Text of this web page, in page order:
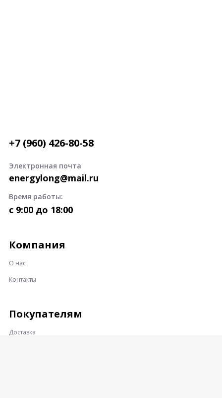
+7 (960) 426-80-58
Электронная почта
energylong@mail.ru
Время работы:
c 9:00 до 18:00
Компания
О нас
Контакты
Покупателям
Доставка